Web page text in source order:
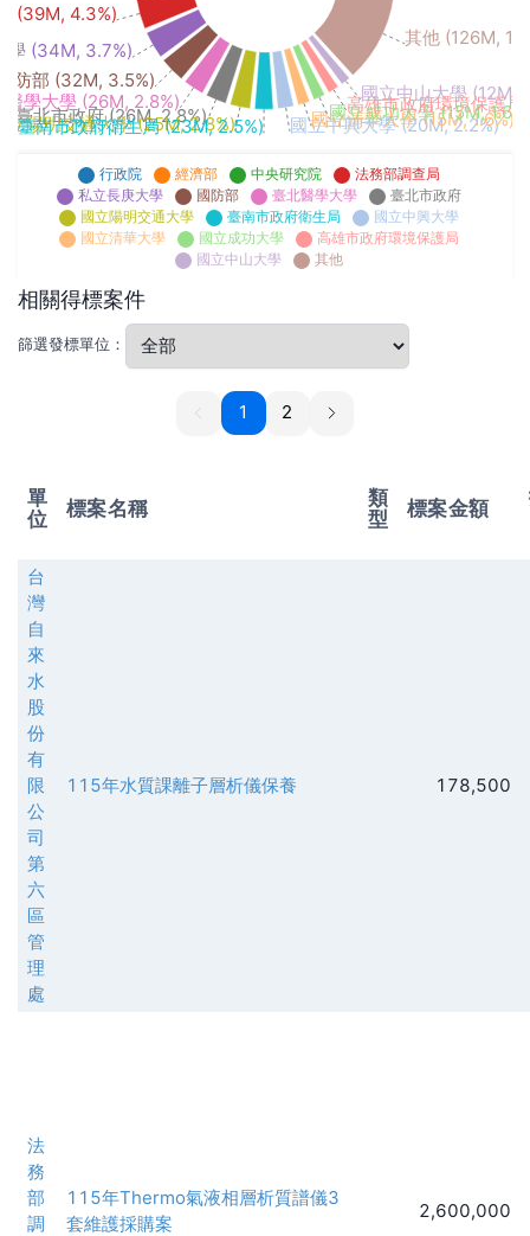
(39M, 4.3%)
學 (34M, 3.7%)
防部 (32M, 3.5%)
醫學大學 (26M, 2.8%)
臺北市政府 (26M, 2.8%)
立陽明交通大學 (25M, 2.8%)
臺南市政府衛生局 (23M, 2.5%) 國立中興大學 (20M, 2.2%)
國立清華大學 (15M, 1.6%)
國立成功大學 (15M,
高雄市政府環境保護局
國立中山大學 (12M,
其他 (126M,
行政院 經濟部 中央研究院
法務部調查局
私立長庚大學
國防部 臺北醫學大學
臺北市政府
國立陽明交通大學
臺南市政府衛生局
國立中興大學
國立清華大學
國立成功大學
高雄市政府環境保護局
國立中山大學
其他
相關得標案件
篩選發標單位：
11 2
單
位
標案名稱
類
型
標案金額
台
灣
自
來
水
股
份
有
限
公
司
第
六
區
管
理
處
115年水質課離子層析儀保養 178,500
法
務
部
調
115年Thermo氣液相層析質譜儀3
套維護採購案
2,600,000